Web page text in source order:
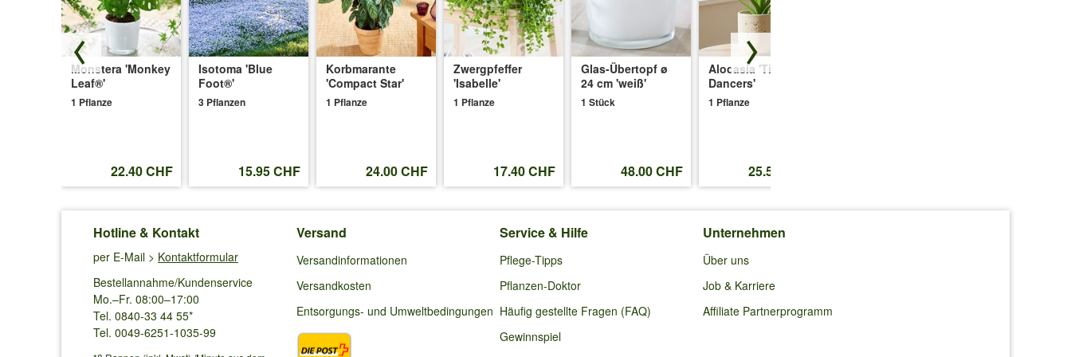
Bewässerung mit der Gießkanne steuern. Die Pflanze fühlt sich in Grünpflanzenerde wohl.
Monstera 'Monkey
Leaf®'
1 Pflanze
22.40 CHF
Isotoma 'Blue
Foot®'
3 Pflanzen
15.95 CHF
Korbmarante
'Compact Star'
1 Pflanze
24.00 CHF
Zwergpfeffer
'Isabelle'
1 Pflanze
17.40 CHF
Glas-Übertopf ø
24 cm 'weiß'
1 Stück
48.00 CHF
Alocasia 'Tiny
Dancers'
1 Pflanze
25.50 CHF
Hotline & Kontakt
per E-Mail > Kontaktformular
Bestellannahme/Kundenservice
Mo.–Fr. 08:00–17:00
Tel. 0840-33 44 55*
Tel. 0049-6251-1035-99
Versand
Versandinformationen
Versandkosten
Entsorgungs- und Umweltbedingungen
Service & Hilfe
Pflege-Tipps
Pflanzen-Doktor
Häufig gestellte Fragen (FAQ)
Gewinnspiel
Unternehmen
Über uns
Job & Karriere
Affiliate Partnerprogramm